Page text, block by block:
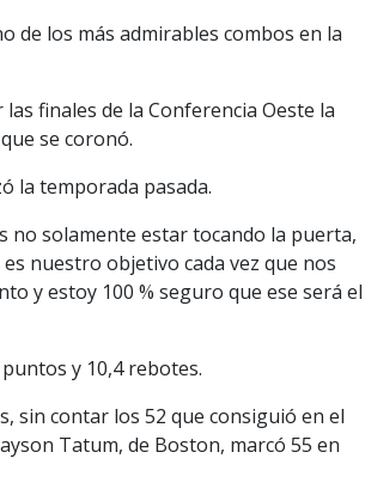
de los más admirables combos en la
finales de la Conferencia Oeste la
se coronó.
la temporada pasada.
no solamente estar tocando la puerta,
nuestro objetivo cada vez que nos
y estoy 100 % seguro que ese será el
y 10,4 rebotes.
sin contar los 52 que consiguió en el
Tatum, de Boston, marcó 55 en